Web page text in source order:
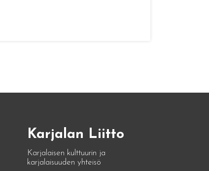
Karjalan Liitto
Karjalaisen kulttuurin ja
karjalaisuuden yhteisö